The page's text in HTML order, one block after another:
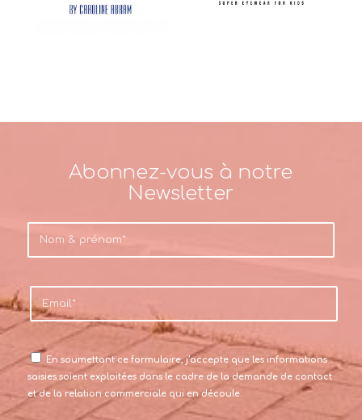
Abonnez-vous à notre
Newsletter
En soumettant ce formulaire, j’accepte que les informations
saisies soient exploitées dans le cadre de la demande de contact
et de la relation commerciale qui en découle.